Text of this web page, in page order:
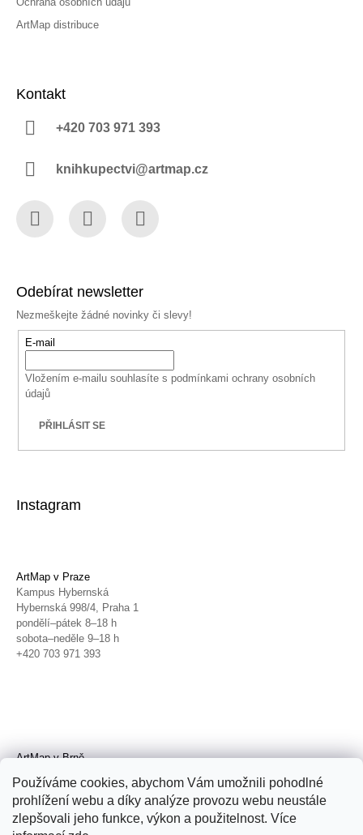
Používáme cookies, abychom Vám umožnili pohodlné
prohlížení webu a díky analýze provozu webu neustále
zlepšovali jeho funkce, výkon a použitelnost. Více
ArtMap distribuce
Kontakt
+420 703 971 393
knihkupectvi@artmap.cz
Odebírat newsletter
Nezmeškejte žádné novinky či slevy!
E-mail
Vložením e-mailu souhlasíte s podmínkami ochrany osobních
údajů
PŘIHLÁSIT SE
Instagram
ArtMap v Praze
Kampus Hybernská
Hybernská 998/4, Praha 1
pondělí–pátek 8–18 h
sobota–neděle 9–18 h
+420 703 971 393
ArtMap v Brně
Radnická 4, Brno
úterý–pátek 11–19 h
sobota 14–19 h